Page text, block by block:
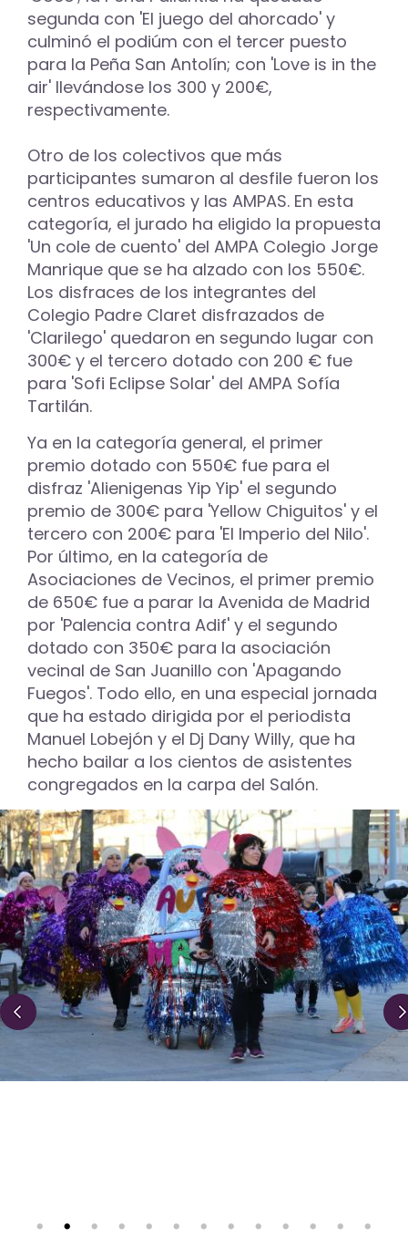
segunda con 'El juego del ahorcado' y
culminó el podiúm con el tercer puesto
para la Peña San Antolín; con 'Love is in the
air' llevándose los 300 y 200€,
respectivamente.
Otro de los colectivos que más
participantes sumaron al desfile fueron los
centros educativos y las AMPAS. En esta
categoría, el jurado ha eligido la propuesta
'Un cole de cuento' del AMPA Colegio Jorge
Manrique que se ha alzado con los 550€.
Los disfraces de los integrantes del
Colegio Padre Claret disfrazados de
'Clarilego' quedaron en segundo lugar con
300€ y el tercero dotado con 200 € fue
para 'Sofi Eclipse Solar' del AMPA Sofía
Tartilán.
Ya en la categoría general, el primer
premio dotado con 550€ fue para el
disfraz 'Alienigenas Yip Yip' el segundo
premio de 300€ para 'Yellow Chiguitos' y el
tercero con 200€ para 'El Imperio del Nilo'.
Por último, en la categoría de
Asociaciones de Vecinos, el primer premio
de 650€ fue a parar la Avenida de Madrid
por 'Palencia contra Adif' y el segundo
dotado con 350€ para la asociación
vecinal de San Juanillo con 'Apagando
Fuegos'. Todo ello, en una especial jornada
que ha estado dirigida por el periodista
Manuel Lobejón y el Dj Dany Willy, que ha
hecho bailar a los cientos de asistentes
congregados en la carpa del Salón.